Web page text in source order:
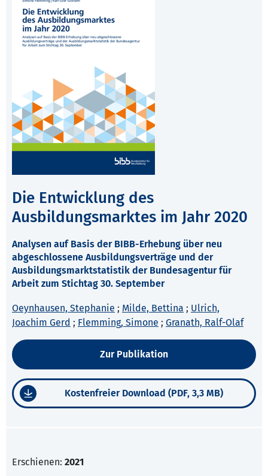
Die Entwicklung des
Ausbildungsmarktes im Jahr 2020
Analysen auf Basis der BIBB-Erhebung über neu
abgeschlossene Ausbildungsverträge und der
Ausbildungsmarktstatistik der Bundesagentur für
Arbeit zum Stichtag 30. September
Oeynhausen, Stephanie ; Milde, Bettina ; Ulrich,
Joachim Gerd ; Flemming, Simone ; Granath, Ralf-Olaf
Zur Publikation
Kostenfreier Download (PDF, 3,3 MB)
Erschienen: 2021